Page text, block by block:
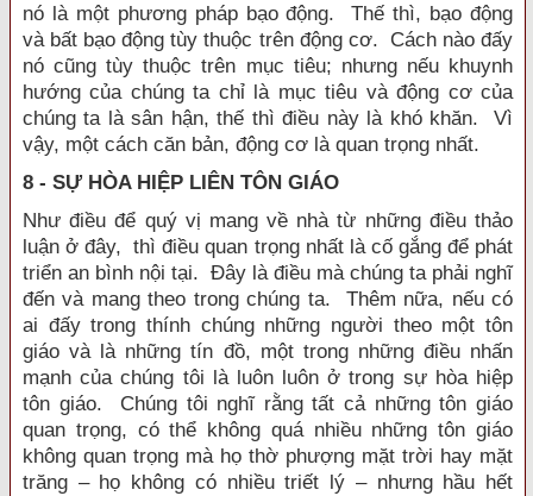
nó là một phương pháp bạo động. Thế thì, bạo động
và bất bạo động tùy thuộc trên động cơ. Cách nào đấy
nó cũng tùy thuộc trên mục tiêu; nhưng nếu khuynh
hướng của chúng ta chỉ là mục tiêu và động cơ của
chúng ta là sân hận, thế thì điều này là khó khăn. Vì
vậy, một cách căn bản, động cơ là quan trọng nhất.
8 - SỰ HÒA HIỆP LIÊN TÔN GIÁO
Như điều để quý vị mang về nhà từ những điều thảo
luận ở đây, thì điều quan trọng nhất là cố gắng để phát
triển an bình nội tại. Đây là điều mà chúng ta phải nghĩ
đến và mang theo trong chúng ta. Thêm nữa, nếu có
ai đấy trong thính chúng những người theo một tôn
giáo và là những tín đồ, một trong những điều nhấn
mạnh của chúng tôi là luôn luôn ở trong sự hòa hiệp
tôn giáo. Chúng tôi nghĩ rằng tất cả những tôn giáo
quan trọng, có thể không quá nhiều những tôn giáo
không quan trọng mà họ thờ phượng mặt trời hay mặt
trăng – họ không có nhiều triết lý – nhưng hầu hết